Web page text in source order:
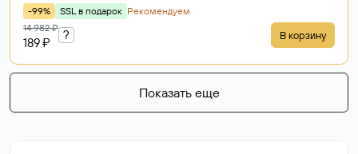
-99% SSL в подарок Рекомендуем
14 982 ₽
189 ₽
? В корзину
Показать еще